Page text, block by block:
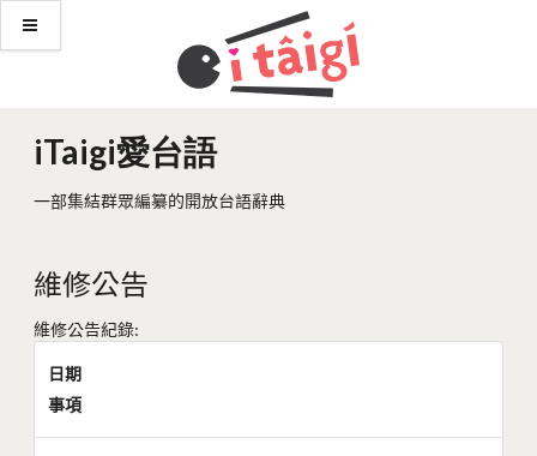
iTaigi愛台語
一部集結群眾編纂的開放台語辭典
維修公告
維修公告紀錄:
日期
事項